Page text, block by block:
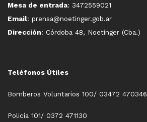
Mesa de entrada: 3472559021
Email: prensa@noetinger.gob.ar
Dirección: Córdoba 48, Noetinger (Cba.)
Teléfonos Útiles
Bomberos Voluntarios 100/ 03472 470346
Policía 101/ 0372 471130